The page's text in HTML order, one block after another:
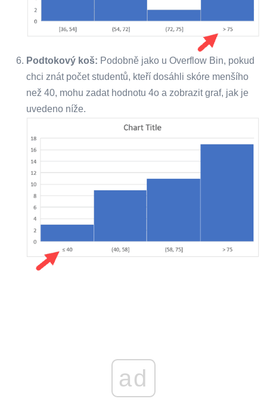
Podtokový koš: Podobně jako u Overflow Bin, pokud
chci znát počet studentů, kteří dosáhli skóre menšího
než 40, mohu zadat hodnotu 4o a zobrazit graf, jak je
uvedeno níže.
ad